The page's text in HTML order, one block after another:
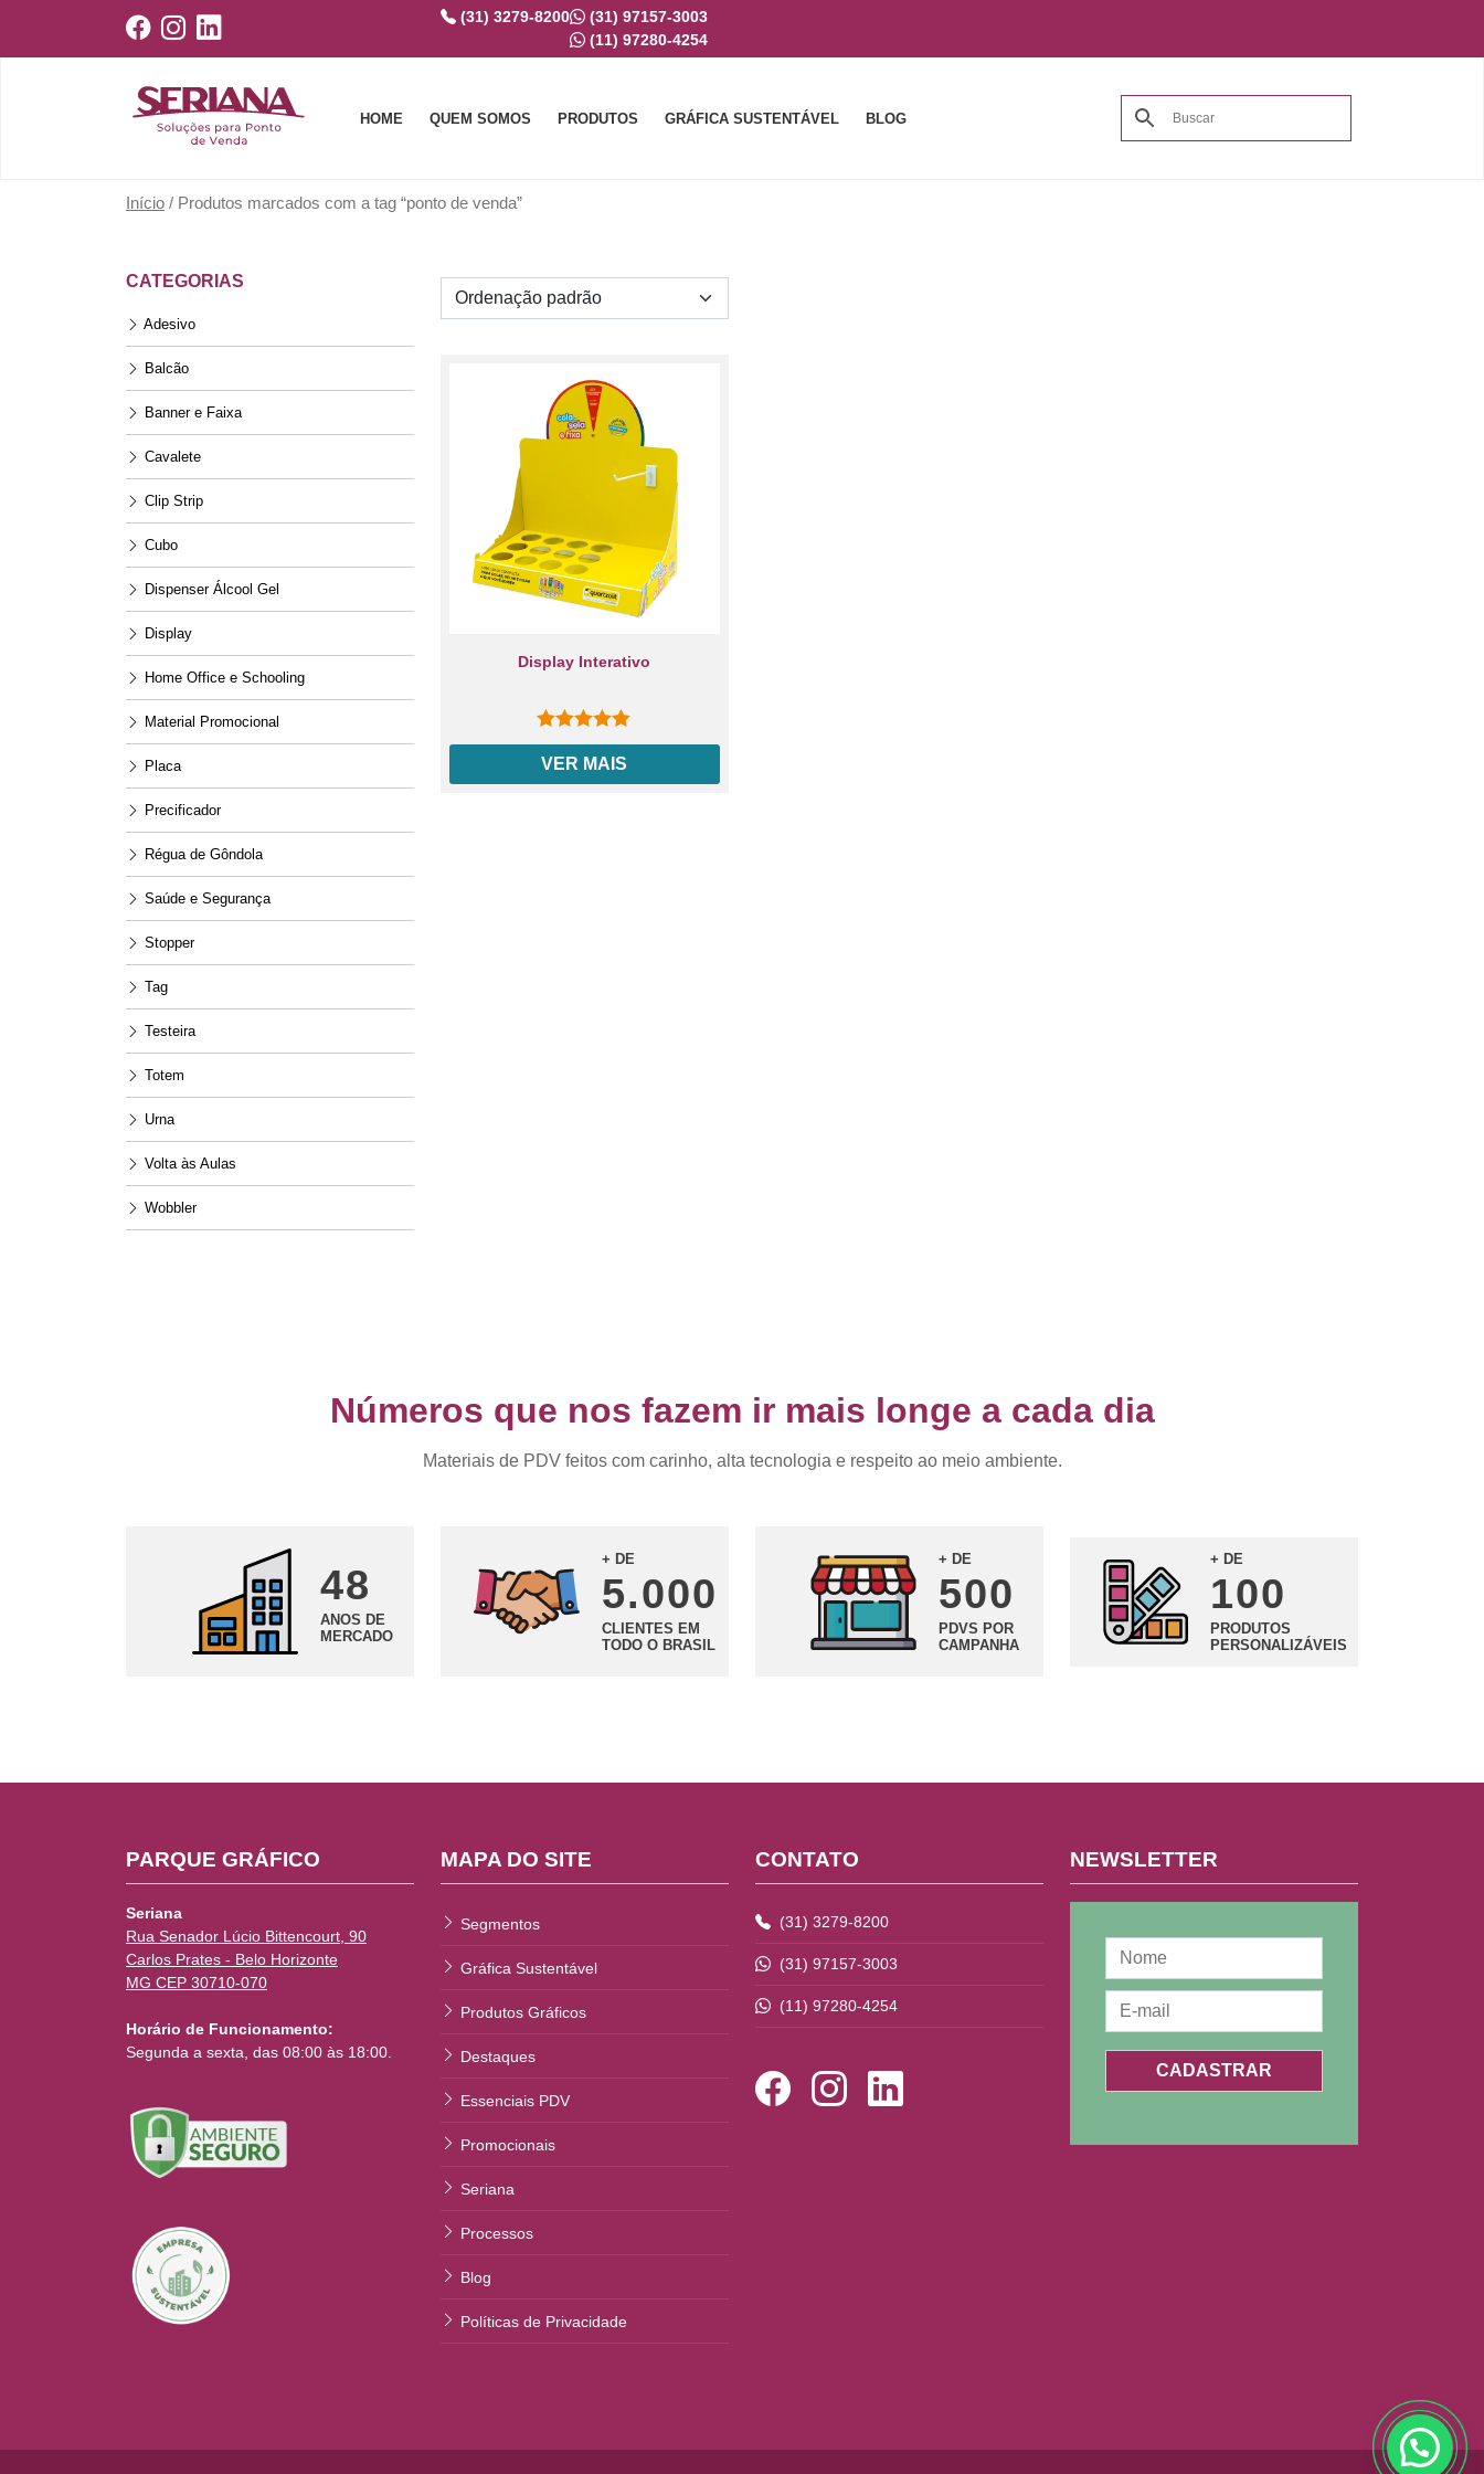
(31) 3279-8200
(31) 97157-3003
(11) 97280-4254
HOME QUEM SOMOS PRODUTOS GRÁFICA SUSTENTÁVEL BLOG
Início / Produtos marcados com a tag “ponto de venda”
CATEGORIAS
Adesivo
Balcão
Banner e Faixa
Cavalete
Clip Strip
Cubo
Dispenser Álcool Gel
Display
Home Office e Schooling
Material Promocional
Placa
Precificador
Régua de Gôndola
Saúde e Segurança
Stopper
Tag
Testeira
Totem
Urna
Volta às Aulas
Wobbler
Display Interativo
0out of 5
VER MAIS
Números que nos fazem ir mais longe a cada dia
Materiais de PDV feitos com carinho, alta tecnologia e respeito ao meio ambiente.
48
ANOS DE
MERCADO
+ DE
5.000
CLIENTES EM
TODO O BRASIL
+ DE
500
PDVS POR
CAMPANHA
+ DE
100
PRODUTOS
PERSONALIZÁVEIS
PARQUE GRÁFICO
Seriana
Rua Senador Lúcio Bittencourt, 90
Carlos Prates - Belo Horizonte
MG CEP 30710-070
Horário de Funcionamento:
Segunda a sexta, das 08:00 às 18:00.
MAPA DO SITE
Segmentos
Gráfica Sustentável
Produtos Gráficos
Destaques
Essenciais PDV
Promocionais
Seriana
Processos
Blog
Políticas de Privacidade
CONTATO
(31) 3279-8200
(31) 97157-3003
(11) 97280-4254
NEWSLETTER